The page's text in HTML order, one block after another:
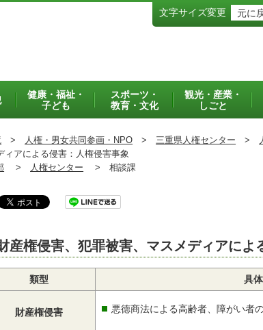
文字サイズ変更 元に
健康・福祉・
子ども
スポーツ・
教育・文化
観光・産業・
しごと
> 人権・男女共同参画・NPO > 三重県人権センター >
アによる侵害：人権侵害事象
> 人権センター > 相談課
産権侵害、犯罪被害、マスメディアによ
類型 具
財産権侵害 悪徳商法による高齢者、障がい者